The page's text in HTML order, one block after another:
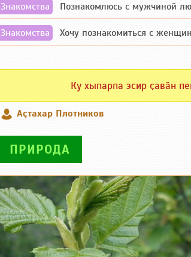
Знакомства Познакомлюсь с мужчиной
Знакомства Хочу познакомиться с
Ку хыпарпа эсир ҫавӑн
Аçтахар Плотников
ПРИРОДА